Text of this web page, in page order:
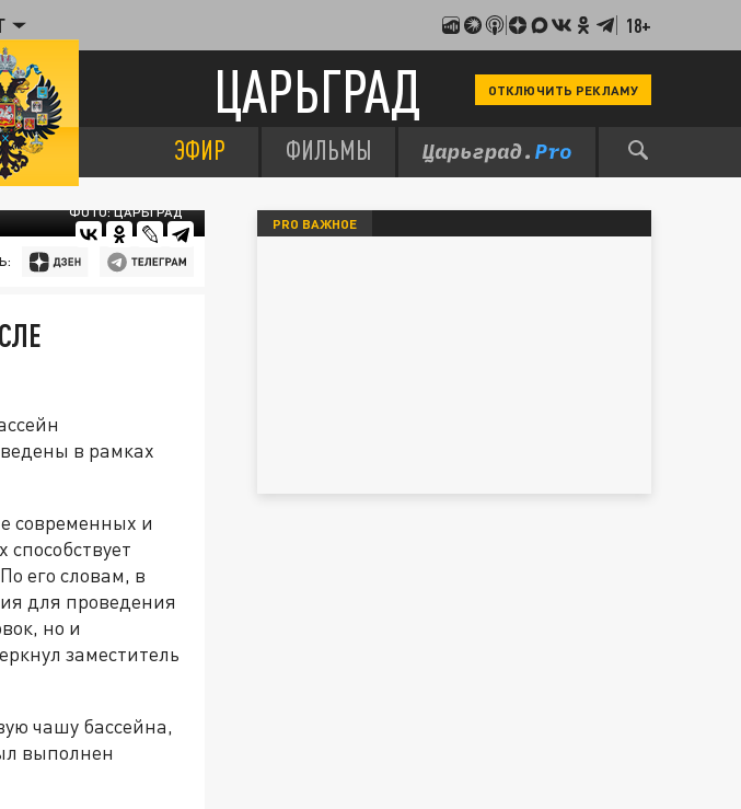
18+
ЦАРЬГРАД ОТКЛЮЧИТЬ РЕКЛАМУ
ЭФИР ФИЛЬМЫ
ФОТО: ЦАРЬГРАД
в рамках
современных и
его словам, в
для проведения
но и
заместитель
чашу бассейна,
выполнен
PRO ВАЖНОЕ